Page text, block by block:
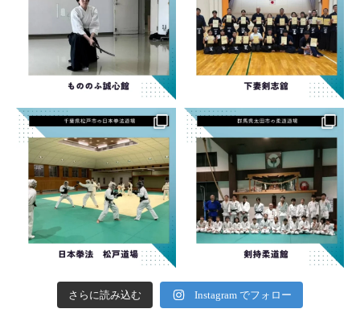
さらに読み込む Instagram でフォロー